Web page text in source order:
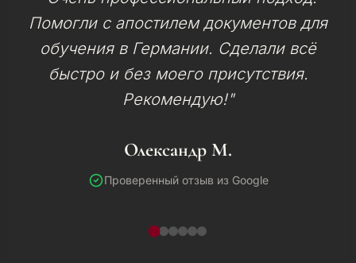
Помогли с апостилем документов для
обучения в Германии. Сделали всё
быстро и без моего присутствия.
Рекомендую!"
Олександр М.
Проверенный отзыв из Google